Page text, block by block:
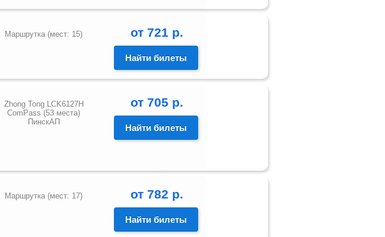
Маршрутка (мест: 15) от 721 р.
Найти билеты
Zhong Tong LCK6127H
ComPass (53 места)
ПинскАП
от 705 р.
Найти билеты
Маршрутка (мест: 17) от 782 р.
Найти билеты